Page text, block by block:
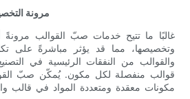
مرونة
غالبًا ما تتيح خدمات صبّ القوالب مرونةً
وتخصيصها، مما قد يؤثر مباشرةً على
والقوالب من النفقات الرئيسية في
قوالب منفصلة لكل مكون. يُمكّن صبّ
مكونات معقدة ومتعددة المواد في قالب